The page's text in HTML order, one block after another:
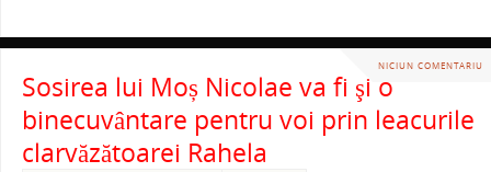
NICIUN COMENTARIU
Sosirea lui Moș Nicolae va fi şi o
binecuvântare pentru voi prin leacurile
clarvăzătoarei Rahela